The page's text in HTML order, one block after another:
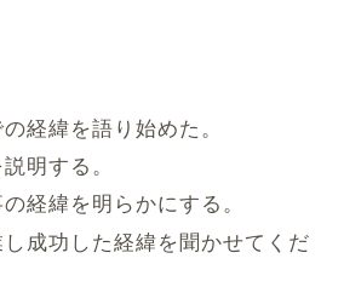
経緯を語り始めた。
明する。
経緯を明らかにする。
成功した経緯を聞かせてくだ